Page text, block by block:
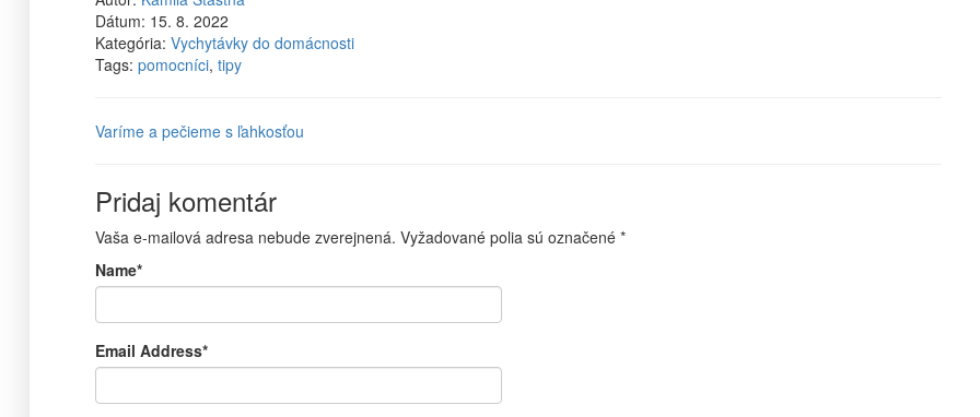
Dátum: 15. 8. 2022
Kategória: Vychytávky do domácnosti
Tags: pomocníci, tipy
Varíme a pečieme s ľahkosťou
Pridaj komentár
Vaša e-mailová adresa nebude zverejnená. Vyžadované polia sú označené *
Name*
Email Address*